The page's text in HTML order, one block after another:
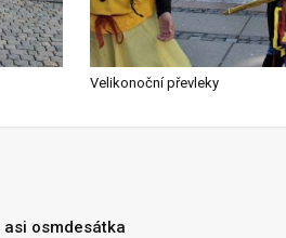
Velikonoční převleky
asi osmdesátka